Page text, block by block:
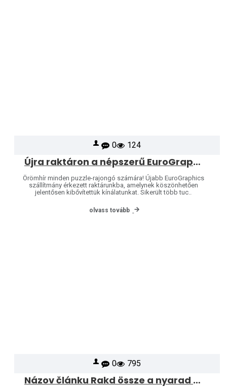
0 124
Újra raktáron a népszerű EuroGraphics puzzle-k – kínálatunk még több mintával bővült!
Örömhír minden puzzle-rajongó számára! Újabb EuroGraphics
szállítmány érkezett raktárunkba, amelynek köszönhetően
jelentősen kibővítettük kínálatunkat. Sikerült több tuc..
olvass tovább
0 795
Názov článku Rakd össze a nyarad – a nyár a puzzle-é